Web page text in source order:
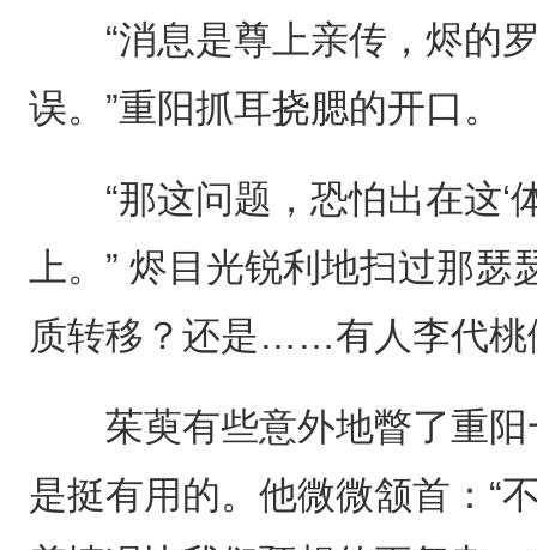
“消息是尊上亲传，烬的
误。”重阳抓耳挠腮的开口。
“那这问题，恐怕出在这‘
上。” 烬目光锐利地扫过那
质转移？还是……有人李代桃
茱萸有些意外地瞥了重阳
是挺有用的。他微微颔首：“